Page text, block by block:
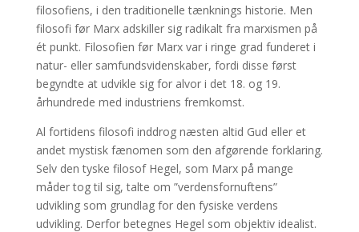
filosofiens, i den traditionelle tænknings historie. Men
filosofi før Marx adskiller sig radikalt fra marxismen på
ét punkt. Filosofien før Marx var i ringe grad funderet i
natur- eller samfundsvidenskaber, fordi disse først
begyndte at udvikle sig for alvor i det 18. og 19.
århundrede med industriens fremkomst.
Al fortidens filosofi inddrog næsten altid Gud eller et
andet mystisk fænomen som den afgørende forklaring.
Selv den tyske filosof Hegel, som Marx på mange
måder tog til sig, talte om ”verdensfornuftens”
udvikling som grundlag for den fysiske verdens
udvikling. Derfor betegnes Hegel som objektiv idealist.